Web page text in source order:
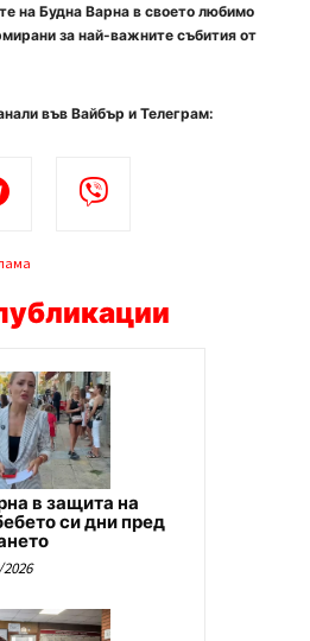
на Будна Варна в своето любимо
за най-важните събития от
във Вайбър и Телеграм:
в защита на
си дни пред